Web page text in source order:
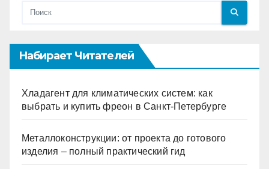
Набирает Читателей
Хладагент для климатических систем: как
выбрать и купить фреон в Санкт-Петербурге
Металлоконструкции: от проекта до готового
изделия – полный практический гид